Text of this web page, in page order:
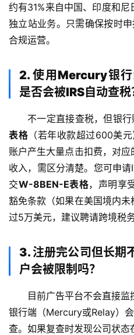
问
答
社
生
作
伙
伴
专
栏
约有31%来自中国、印度和
独立站业务。只需确保按时
合规运营。
2. 使用Mercury银行
是否会被IRS自动查税
不一定直接查税，但银
表格 （若年收款超过600美
账户产生大量点击扣费，对
收入，需区分清楚。您可申
交W-8BEN-E表格，声明享
豁免条款（如果在美国境内
过5万美元，建议聘请跨境税
3. 注册完公司但长期
户会被限制吗？
目前广告平台不会直接
银行端（Mercury或Relay）
查。如果复查时发现公司状态